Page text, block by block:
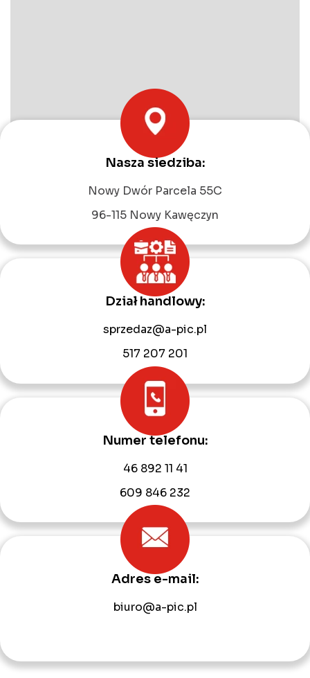
Nasza siedziba:
Nowy Dwór Parcela 55C
96-115 Nowy Kawęczyn
Dział handlowy:
sprzedaz@a-pic.pl
517 207 201
Numer telefonu:
46 892 11 41
609 846 232
Adres e-mail:
biuro@a-pic.pl